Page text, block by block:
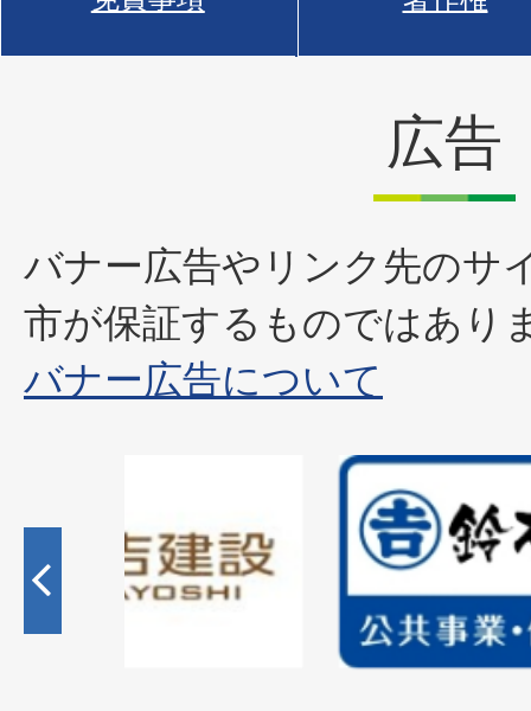
広告
バナー広告やリンク先のサ
市が保証するものではあり
バナー広告について
枚
目